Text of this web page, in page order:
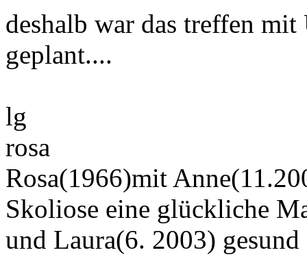
deshalb war das treffen mit
geplant....
lg
rosa
Rosa(1966)mit
Skoliose eine glückliche
und Laura(6. 2003) gesund